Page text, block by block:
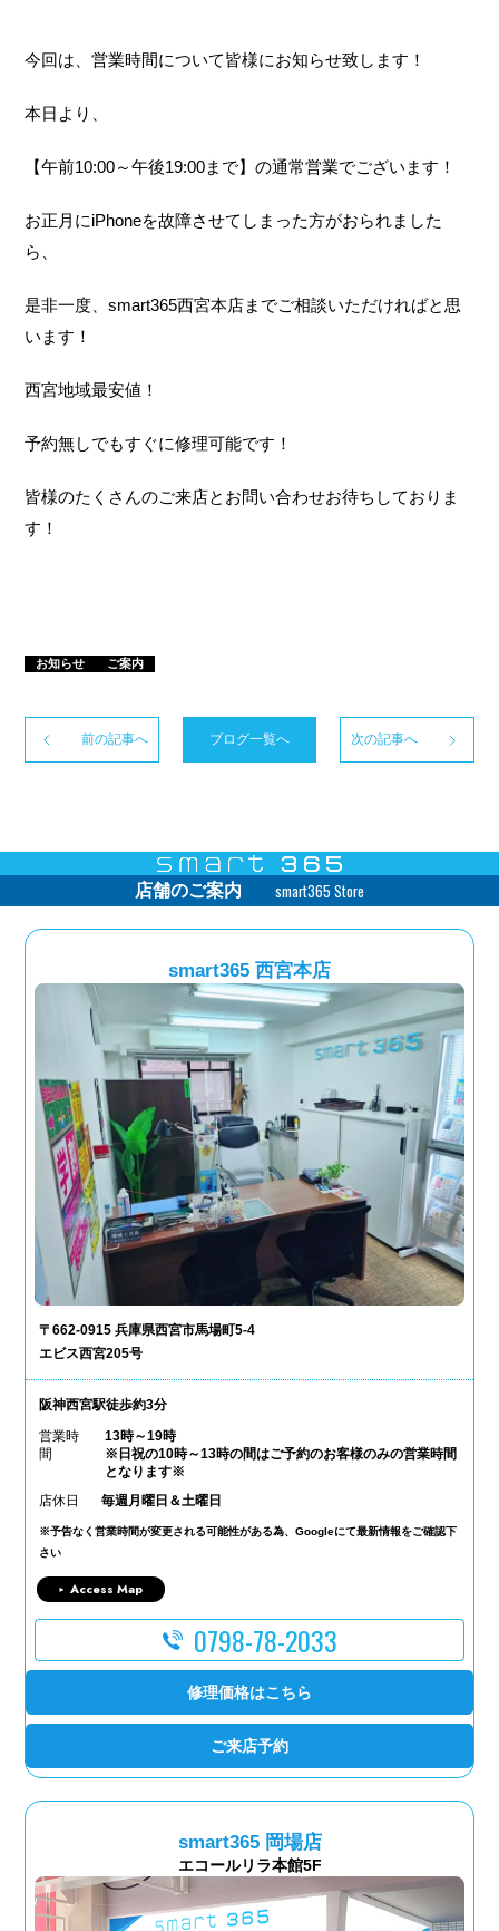
今回は、営業時間について皆様にお知らせ致します！
本日より、
【午前10:00～午後19:00まで】の通常営業でございます！
お正月にiPhoneを故障させてしまった方がおられました
ら、
是非一度、smart365西宮本店までご相談いただければと思
います！
西宮地域最安値！
予約無しでもすぐに修理可能です！
皆様のたくさんのご来店とお問い合わせお待ちしておりま
す！
お知らせ ご案内
前の記事へ ブログ一覧へ 次の記事へ
店舗のご案内 smart365 Store
smart365 西宮本店
〒662-0915 兵庫県西宮市馬場町5-4
エビス西宮205号
阪神西宮駅徒歩約3分
営業時
間
13時～19時
※日祝の10時～13時の間はご予約のお客様のみの営業時間
となります※
店休日
毎週月曜日＆土曜日
※予告なく営業時間が変更される可能性がある為、Googleにて最新情報をご確認下
さい
Access Map
0798-78-2033
修理価格はこちら
ご来店予約
smart365 岡場店
エコールリラ本館5F